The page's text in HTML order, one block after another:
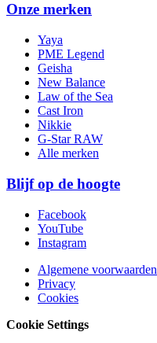
Onze merken
Yaya
PME Legend
Geisha
New Balance
Law of the Sea
Cast Iron
Nikkie
G-Star RAW
Alle merken
Blijf op de hoogte
Facebook
YouTube
Instagram
Algemene voorwaarden
Privacy
Cookies
Cookie Settings